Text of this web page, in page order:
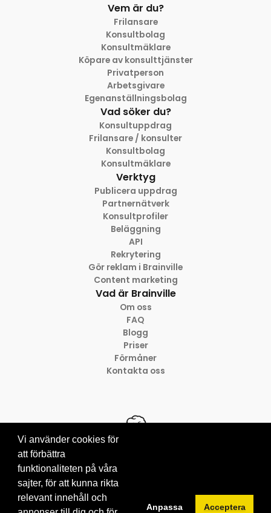
Vem är du?
Frilansare
Konsultbolag
Konsultmäklare
Köpare av konsulttjänster
Privatperson
Arbetsgivare
Egenanställningsbolag
Vad söker du?
Konsultuppdrag
Frilansare / konsulter
Konsultbolag
Konsultmäklare
Verktyg
Publicera uppdrag
Partnernätverk
Konsultprofiler
Beläggning
API
Rekrytering
Gör reklam i Brainville
Content marketing
Vad är Brainville
Om oss
FAQ
Blogg
Priser
Förmåner
Kontakta oss
© 2012-2026 Brainville AB
Villkor för tjänsten
Cookies
Vi använder cookies för
att förbättra
funktionaliteten på våra
sajter, för att kunna rikta
relevant innehåll och
Anpassa Acceptera